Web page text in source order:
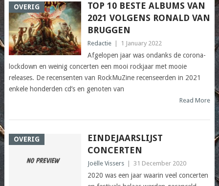
OVERIG
TOP 10 BESTE ALBUMS VAN
2021 VOLGENS RONALD VAN
BRUGGEN
Redactie 1 January 2022
Afgelopen jaar was ondanks de corona-
lockdown en weinig concerten een mooi rockjaar met mooie
releases. De recensenten van RockMuZine recenseerden in 2021
enkele honderden cd’s en genoten van
Read More
OVERIG
EINDEJAARSLIJST
CONCERTEN
Joëlle Vissers 31 December 2020
2020 was een jaar waarin veel concerten